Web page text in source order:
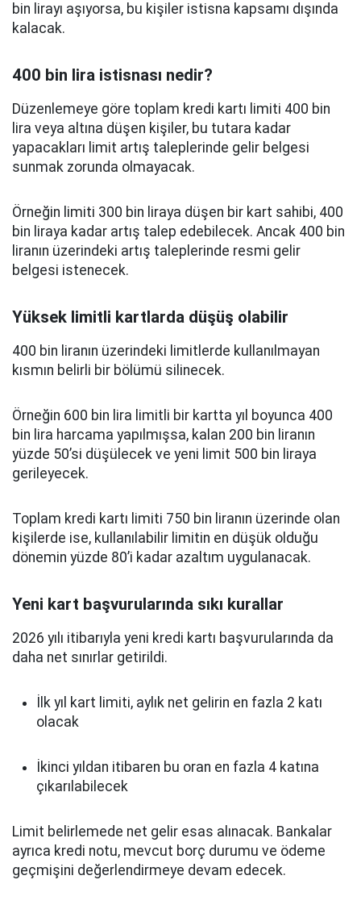
bin lirayı aşıyorsa, bu kişiler istisna kapsamı dışında
kalacak.
400 bin lira istisnası nedir?
Düzenlemeye göre toplam kredi kartı limiti 400 bin
lira veya altına düşen kişiler, bu tutara kadar
yapacakları limit artış taleplerinde gelir belgesi
sunmak zorunda olmayacak.
Örneğin limiti 300 bin liraya düşen bir kart sahibi, 400
bin liraya kadar artış talep edebilecek. Ancak 400 bin
liranın üzerindeki artış taleplerinde resmi gelir
belgesi istenecek.
Yüksek limitli kartlarda düşüş olabilir
400 bin liranın üzerindeki limitlerde kullanılmayan
kısmın belirli bir bölümü silinecek.
Örneğin 600 bin lira limitli bir kartta yıl boyunca 400
bin lira harcama yapılmışsa, kalan 200 bin liranın
yüzde 50’si düşülecek ve yeni limit 500 bin liraya
gerileyecek.
Toplam kredi kartı limiti 750 bin liranın üzerinde olan
kişilerde ise, kullanılabilir limitin en düşük olduğu
dönemin yüzde 80’i kadar azaltım uygulanacak.
Yeni kart başvurularında sıkı kurallar
2026 yılı itibarıyla yeni kredi kartı başvurularında da
daha net sınırlar getirildi.
İlk yıl kart limiti, aylık net gelirin en fazla 2 katı
olacak
İkinci yıldan itibaren bu oran en fazla 4 katına
çıkarılabilecek
Limit belirlemede net gelir esas alınacak. Bankalar
ayrıca kredi notu, mevcut borç durumu ve ödeme
geçmişini değerlendirmeye devam edecek.